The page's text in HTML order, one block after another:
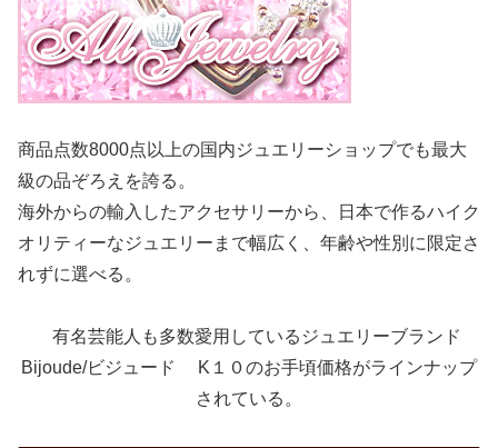
商品点数8000点以上の国内ジュエリーショップでも最大
級の品ぞろえを誇る。
海外からの輸入したアクセサリーから、日本で作るハイク
オリティーなジュエリーまで幅広く、年齢や性別に限定さ
れずに選べる。
有名芸能人も多数愛用しているジュエリーブランド
Bijoude/ビジュード K１０のお手頃価格がラインナップ
されている。